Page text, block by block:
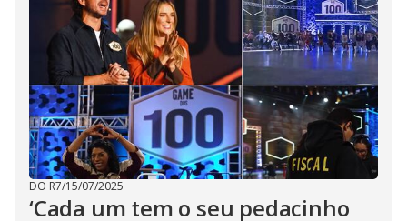
DO R7/15/07/2025
‘Cada um tem o seu pedacinho